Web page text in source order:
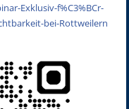
Exklusiv-f%C3%BCr-
bei-Rottweilern